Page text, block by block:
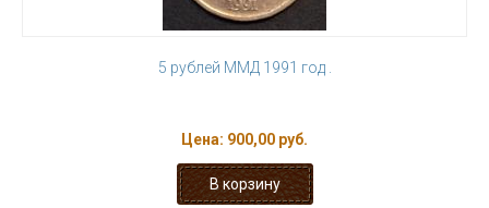
5 рублей ММД 1991 год .
Цена: 900,00 руб.